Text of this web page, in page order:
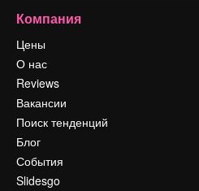
Компания
Цены
О нас
Reviews
Вакансии
Поиск тенденций
Блог
События
Slidesgo